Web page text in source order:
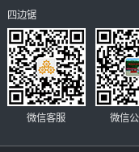
四边锯
微信客服 微信